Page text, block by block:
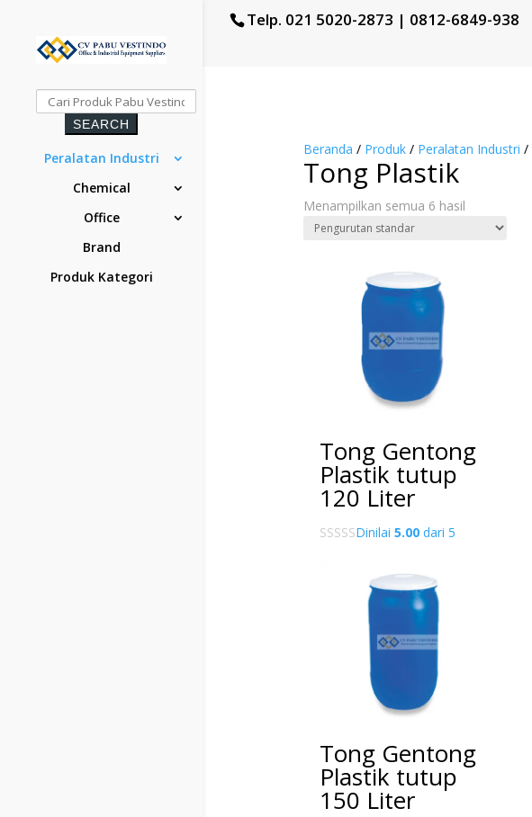
Telp. 021 5020-2873 | 0812-6849-938
Peralatan Industri
Chemical
Office
Brand
Produk Kategori
Beranda / Produk/ Peralatan Industri /
Tong Plastik
Menampilkan semua 6 hasil
Tong Gentong
Plastik tutup
120 Liter
Dinilai 5.00dari 5
Tong Gentong
Plastik tutup
150 Liter